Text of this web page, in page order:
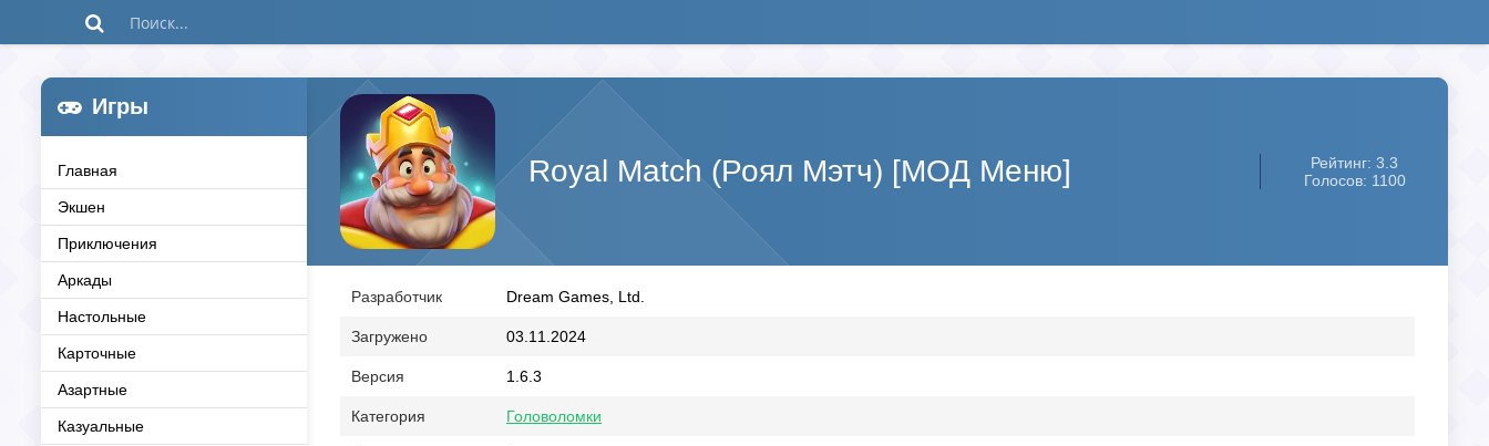
Игры
Главная
Экшен
Приключения
Аркады
Настольные
Карточные
Азартные
Казуальные
Royal Match (Роял Мэтч) [МОД Меню]
Рейтинг: 3.3
Голосов: 1100
Разработчик Dream Games, Ltd.
Загружено 03.11.2024
Версия 1.6.3
Категория Головоломки